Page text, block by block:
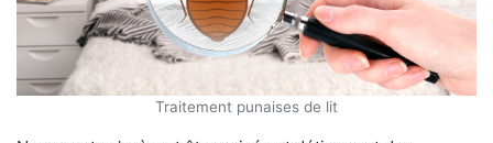
Traitement punaises de lit